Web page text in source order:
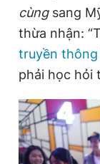
cùngsang
thừa nhận:
truyền thông
phải học hỏi